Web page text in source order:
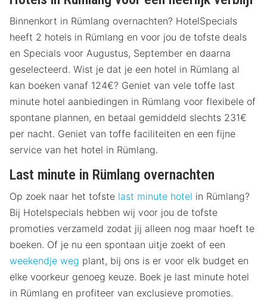
Binnenkort in Rümlang overnachten? HotelSpecials
heeft 2 hotels in Rümlang en voor jou de tofste deals
en Specials voor Augustus, September en daarna
geselecteerd. Wist je dat je een hotel in Rümlang al
kan boeken vanaf 124€? Geniet van vele toffe last
minute hotel aanbiedingen in Rümlang voor flexibele of
spontane plannen, en betaal gemiddeld slechts 231€
per nacht. Geniet van toffe faciliteiten en een fijne
service van het hotel in Rümlang.
Last minute in Rümlang overnachten
Op zoek naar het tofste last minute hotel in Rümlang?
Bij Hotelspecials hebben wij voor jou de tofste
promoties verzameld zodat jij alleen nog maar hoeft te
boeken. Of je nu een spontaan uitje zoekt of een
weekendje weg plant, bij ons is er voor elk budget en
elke voorkeur genoeg keuze. Boek je last minute hotel
in Rümlang en profiteer van exclusieve promoties.